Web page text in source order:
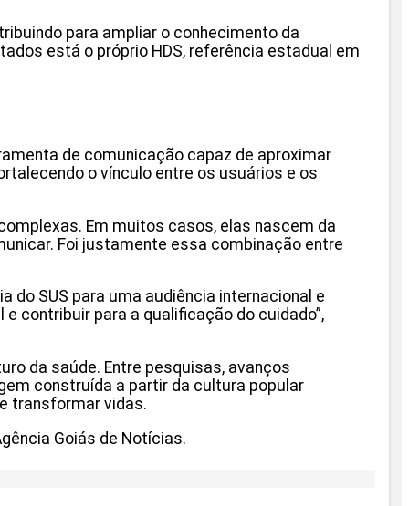
para ampliar o conhecimento da
está o próprio HDS, referência estadual em
de comunicação capaz de aproximar
o vínculo entre os usuários e os
Em muitos casos, elas nascem da
Foi justamente essa combinação entre
do SUS para uma audiência internacional e
contribuir para a qualificação do cuidado”,
da saúde. Entre pesquisas, avanços
construída a partir da cultura popular
transformar vidas.
Goiás de Notícias.